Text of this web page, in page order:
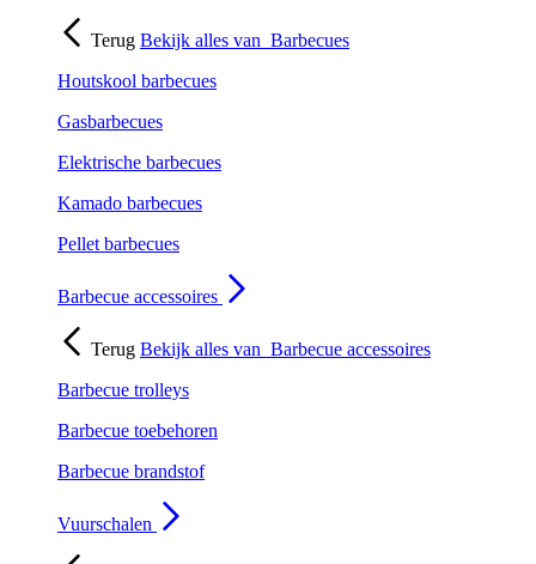
Terug Bekijk alles van Barbecues
Houtskool barbecues
Gasbarbecues
Elektrische barbecues
Kamado barbecues
Pellet barbecues
Barbecue accessoires
Terug Bekijk alles van Barbecue accessoires
Barbecue trolleys
Barbecue toebehoren
Barbecue brandstof
Vuurschalen